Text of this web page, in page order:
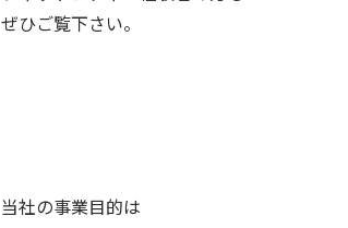
ぜひご覧下さい。
当社の事業目的は